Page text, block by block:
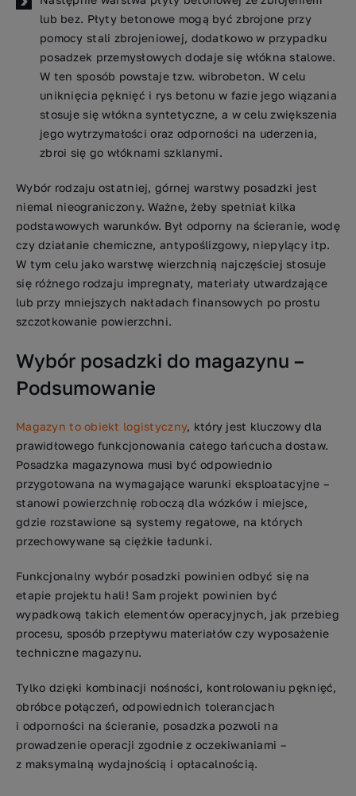
lub bez. Płyty betonowe mogą być zbrojone przy
pomocy stali zbrojeniowej, dodatkowo w przypadku
posadzek przemysłowych dodaje się włókna stalowe.
W ten sposób powstaje tzw. wibrobeton. W celu
uniknięcia pęknięć i rys betonu w fazie jego wiązania
stosuje się włókna syntetyczne, a w celu zwiększenia
jego wytrzymałości oraz odporności na uderzenia,
zbroi się go włóknami szklanymi.
Wybór rodzaju ostatniej, górnej warstwy posadzki jest
niemal nieograniczony. Ważne, żeby spełniał kilka
podstawowych warunków. Był odporny na ścieranie, wodę
czy działanie chemiczne, antypoślizgowy, niepylący itp.
W tym celu jako warstwę wierzchnią najczęściej stosuje
się różnego rodzaju impregnaty, materiały utwardzające
lub przy mniejszych nakładach finansowych po prostu
szczotkowanie powierzchni.
Wybór posadzki do magazynu –
Podsumowanie
Magazyn to obiekt logistyczny, który jest kluczowy dla
prawidłowego funkcjonowania całego łańcucha dostaw.
Posadzka magazynowa musi być odpowiednio
przygotowana na wymagające warunki eksploatacyjne –
stanowi powierzchnię roboczą dla wózków i miejsce,
gdzie rozstawione są systemy regałowe, na których
przechowywane są ciężkie ładunki.
Funkcjonalny wybór posadzki powinien odbyć się na
etapie projektu hali! Sam projekt powinien być
wypadkową takich elementów operacyjnych, jak przebieg
procesu, sposób przepływu materiałów czy wyposażenie
techniczne magazynu.
Tylko dzięki kombinacji nośności, kontrolowaniu pęknięć,
obróbce połączeń, odpowiednich tolerancjach
i odporności na ścieranie, posadzka pozwoli na
prowadzenie operacji zgodnie z oczekiwaniami –
z maksymalną wydajnością i opłacalnością.